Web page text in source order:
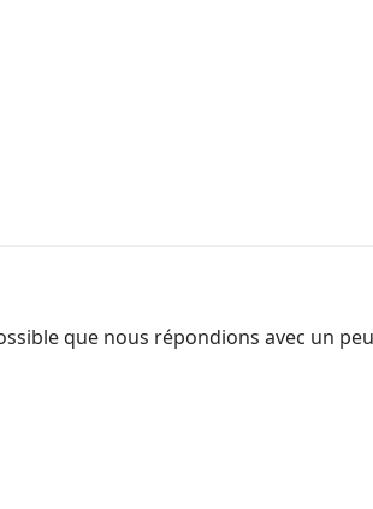
que nous répondions avec un